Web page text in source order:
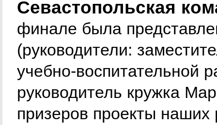
Севастопольская
финале была
(руководители:
учебно-воспитательной
руководитель кружка
призеров проекты